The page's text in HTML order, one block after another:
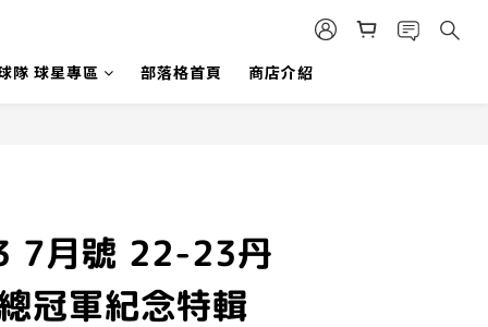
隊 球星專區 部落格首頁 商店介紹
7月號 22-23丹
冠軍紀念特輯